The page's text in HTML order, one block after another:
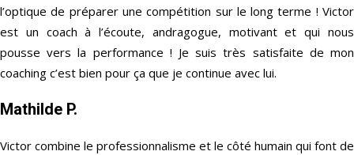
l’optique de préparer une compétition sur le long terme ! Victor
est un coach à l’écoute, andragogue, motivant et qui nous
pousse vers la performance ! Je suis très satisfaite de mon
coaching c’est bien pour ça que je continue avec lui.
Mathilde P.
Victor combine le professionnalisme et le côté humain qui font de